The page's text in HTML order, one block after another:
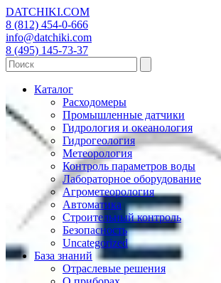
DATCHIKI.COM
8 (812) 454-0-666
info@datchiki.com
8 (495) 145-73-37
Каталог
Расходомеры
Промышленные датчики
Гидрология и океанология
Гидрогеология
Метеорология
Контроль параметров воды
Лабораторное оборудование
Агрометеорология
Автоматика
Строительный контроль
Безопасность
Uncategorized
База знаний
Отраслевые решения